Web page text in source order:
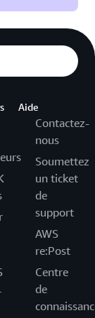
Aide
Contactez-
nous
Soumettez
un ticket
de
support
AWS
re:Post
Centre
de